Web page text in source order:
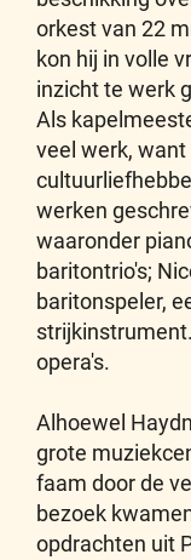
orkest van 22
kon hij in volle
inzicht te werk
Als
veel werk,
werken
waaronder
baritontrio's;
baritonspeler,
opera's.
Alhoewel
grote
faam door de
bezoek
opdrachten uit